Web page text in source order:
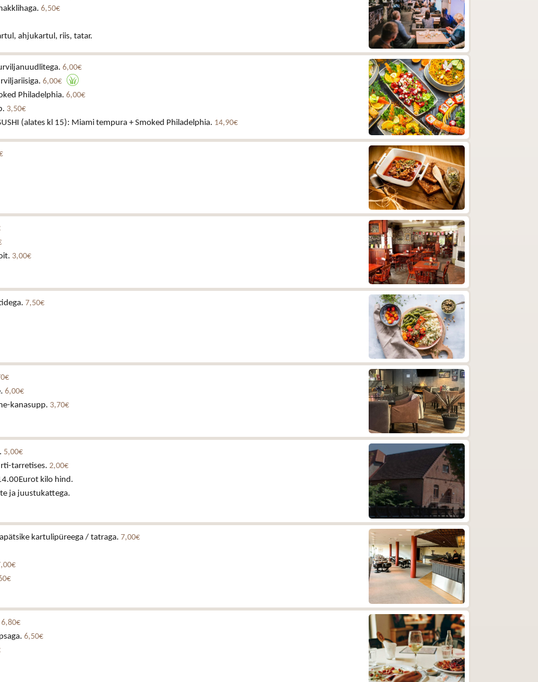
6,50€
ahjukartul, riis, tatar.
6,00€
6,00€
Philadelphia. 6,00€
3,50€
(alates kl 15): Miami tempura + Smoked Philadelphia. 14,90€
3,00€
7,50€
6,00€
kanasupp. 3,70€
5,00€
tarretises. 2,00€
kilo hind.
ja juustukattega.
kartulipüreega / tatraga. 7,00€
6,80€
6,50€